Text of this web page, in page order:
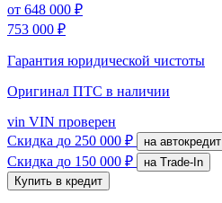
от 648 000 ₽
753 000 ₽
Гарантия юридической чистоты
Оригинал ПТС в наличии
vin VIN проверен
Скидка до 250 000 ₽ на автокредит
Скидка до 150 000 ₽
на Trade-In
Купить в кредит